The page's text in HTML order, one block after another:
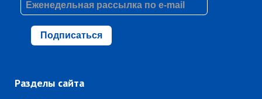
Подписаться
Разделы сайта